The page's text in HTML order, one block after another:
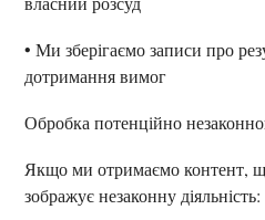
• Ми зберігаємо записи про
дотримання вимог
Обробка потенційно
Якщо ми отримаємо контент,
зображує незаконну діяльність: